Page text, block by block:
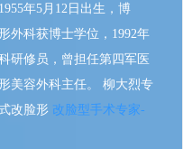
年5月12日出生，博
外科获博士学位，1992年
研修员，曾担任第四军医
美容外科主任。 柳大烈专
改脸形 改脸型手术专家-